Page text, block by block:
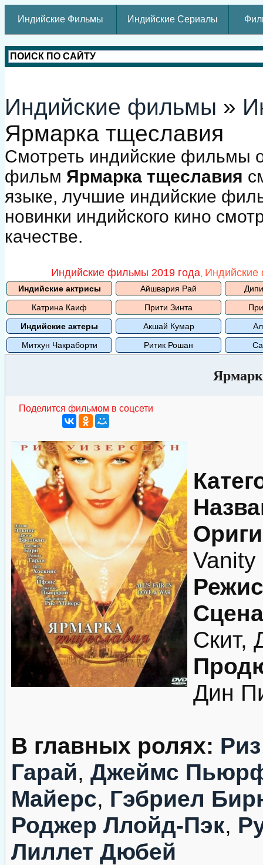
Индийские Фильмы Индийские Сериалы
Индийские фильмы »
Ярмарка тщеславия
Смотреть индийские фильмы
фильм Ярмарка тщеславия
языке, лучшие индийские
новинки индийского кино
качестве.
Индийские фильмы 2019 года,
Индийские актрисы Айшвария Рай
Катрина Каиф
Прити Зинта
Индийские актеры
Акшай Кумар
Митхун Чакраборти
Ритик Рошан
Поделится фильмом в соцсети
Vanity
Скит,
Дин
В главных ролях:
Гарай, Джеймс
Майерс, Гэбриел
Роджер Ллойд-Пэк,
Лиллет Дюбей